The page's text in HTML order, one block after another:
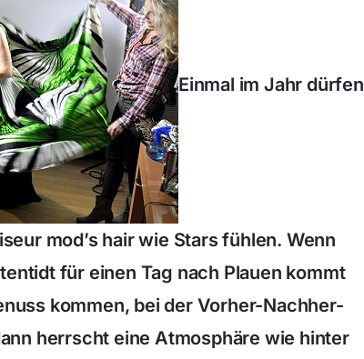
Einmal im Jahr dürfen
mod’s hair wie Stars fühlen. Wenn
für einen Tag nach Plauen kommt
kommen, bei der Vorher-Nachher-
herrscht eine Atmosphäre wie hinter